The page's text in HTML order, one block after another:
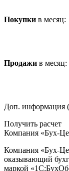
Покупки в месяц:
Продажи в месяц:
Доп. информация
Получить расчет
Компания «Бух-
Компания «Бух-
оказывающий
маркой